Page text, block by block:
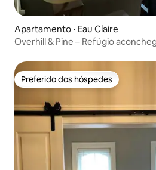
Apartamento ⋅ Eau Claire
Overhill & Pine – Refúgio
Preferido dos hóspedes
Preferido dos hóspedes